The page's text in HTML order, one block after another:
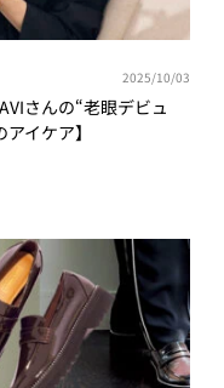
2025/10/03
さんの“老眼デビュ
イケア】